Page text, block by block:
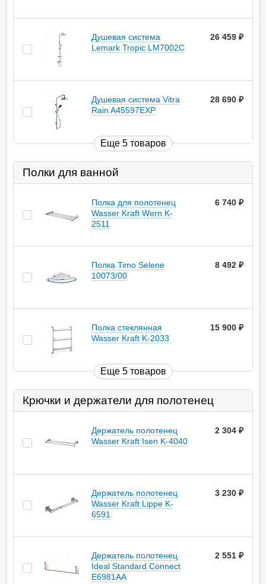
Душевая система
Lemark Tropic LM7002С
26 459
Душевая система Vitra
Rain A45597EXP
28 690
Еще 5 товаров
Полки для ванной
Полка для полотенец
Wasser Kraft Wern K-
2511
6 740
Полка Timo Selene
10073/00
8 492
Полка стеклянная
Wasser Kraft K-2033
15 900
Еще 5 товаров
Крючки и держатели для полотенец
Держатель полотенец
Wasser Kraft Isen K-4040
2 304
Держатель полотенец
Wasser Kraft Lippe K-
6591
3 230
Держатель полотенец
Ideal Standard Connect
E6981AA
2 551